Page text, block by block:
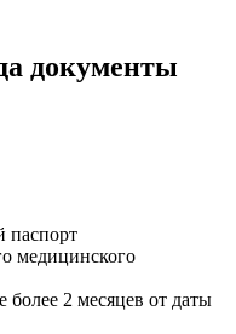
документы
паспорт
медицинского
более 2 месяцев от даты